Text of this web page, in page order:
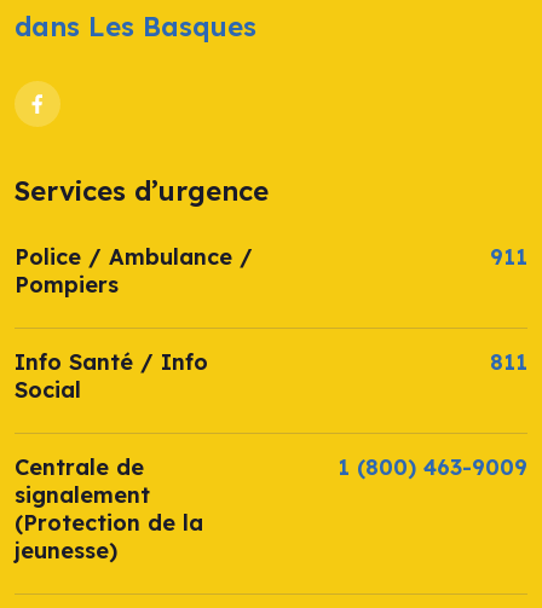
dans Les Basques
Services d’urgence
Police / Ambulance /
Pompiers
911
Info Santé / Info
Social
811
Centrale de
signalement
(Protection de la
jeunesse)
1 (800) 463-9009